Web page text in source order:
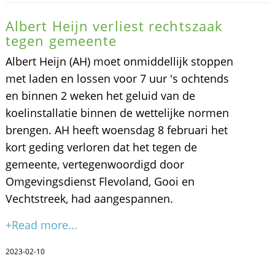
Albert Heijn verliest rechtszaak
tegen gemeente
Albert Heijn (AH) moet onmiddellijk stoppen
met laden en lossen voor 7 uur 's ochtends
en binnen 2 weken het geluid van de
koelinstallatie binnen de wettelijke normen
brengen. AH heeft woensdag 8 februari het
kort geding verloren dat het tegen de
gemeente, vertegenwoordigd door
Omgevingsdienst Flevoland, Gooi en
Vechtstreek, had aangespannen.
+Read more...
2023-02-10